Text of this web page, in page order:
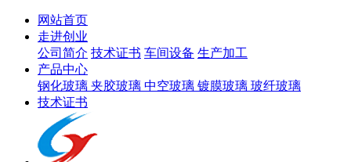
网站首页
走进创业
公司简介 技术证书 车间设备 生产加工
产品中心
钢化玻璃 夹胶玻璃 中空玻璃 镀膜玻璃 玻纤玻璃
技术证书